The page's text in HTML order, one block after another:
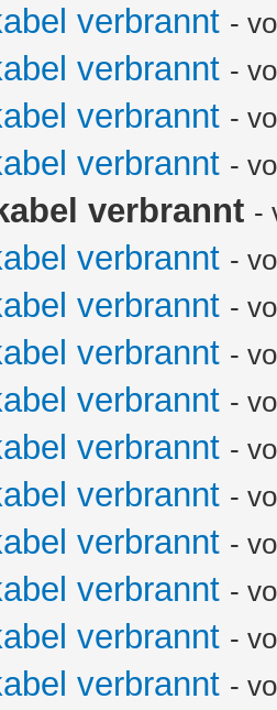
verbrannt -
verbrannt -
verbrannt -
verbrannt -
verbrannt -
verbrannt -
verbrannt -
verbrannt -
verbrannt -
verbrannt -
verbrannt -
verbrannt -
verbrannt -
verbrannt -
verbrannt -